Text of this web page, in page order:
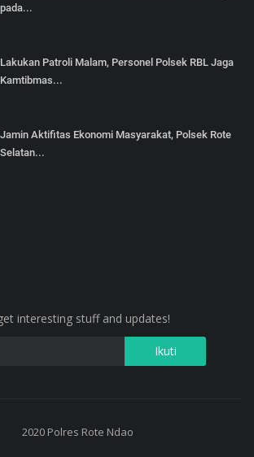
pada...
Lakukan Patroli Malam, Personel Polsek RBL Jaga
Kamtibmas...
Jamin Aktifitas Ekonomi Masyarakat, Polsek Rote
Selatan...
interesting stuff and updates!
2020 Polres Rote Ndao